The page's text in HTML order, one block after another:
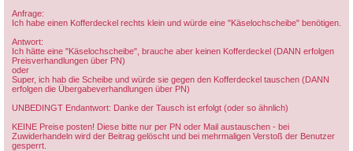
Anfrage:
Ich habe einen Kofferdeckel rechts klein und würde eine "Käselochscheibe" benötigen.
Antwort:
Ich hätte eine "Käselochscheibe", brauche aber keinen Kofferdeckel (DANN erfolgen
Preisverhandlungen über PN)
oder
Super, ich hab die Scheibe und würde sie gegen den Kofferdeckel tauschen (DANN
erfolgen die Übergabeverhandlungen über PN)
UNBEDINGT Endantwort: Danke der Tausch ist erfolgt (oder so ähnlich)
KEINE Preise posten! Diese bitte nur per PN oder Mail austauschen - bei
Zuwiderhandeln wird der Beitrag gelöscht und bei mehrmaligen Verstoß der Benutzer
gesperrt.